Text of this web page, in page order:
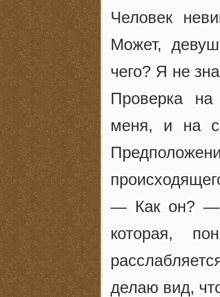
Человек
Может,
чего? Я не
Проверка
меня, и на
— Как он? —
которая,
делаю вид,